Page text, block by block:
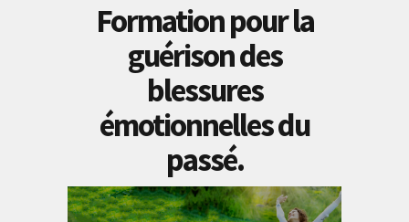
Formation pour la
guérison des
blessures
émotionnelles du
passé.